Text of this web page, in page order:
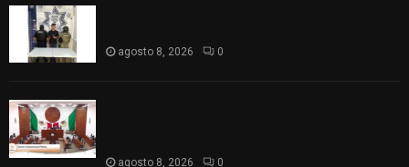
agosto 8, 2026 0
agosto 8, 2026 0